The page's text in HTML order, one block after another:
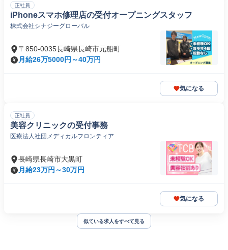
正社員
iPhoneスマホ修理店の受付オープニングスタッフ
株式会社シナジーグローバル
〒850-0035長崎県長崎市元船町
月給26万5000円～40万円
気になる
正社員
美容クリニックの受付事務
医療法人社団メディカルフロンティア
長崎県長崎市大黒町
月給23万円～30万円
気になる
似ている求人をすべて見る